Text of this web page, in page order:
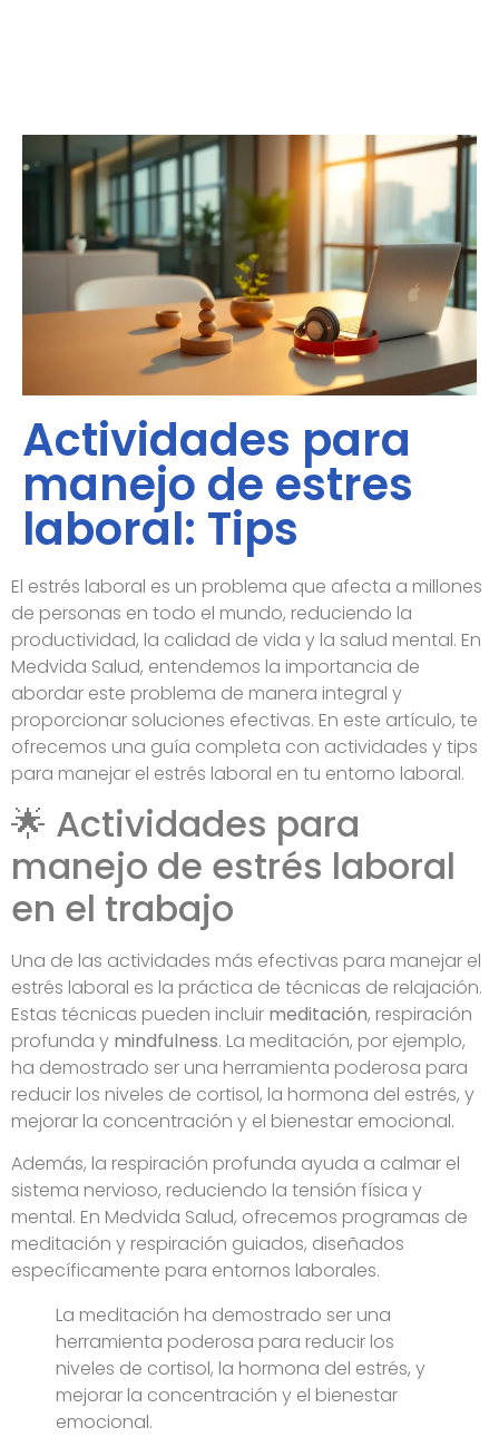
Actividades para
manejo de estres
laboral: Tips
El estrés laboral es un problema que afecta a millones
de personas en todo el mundo, reduciendo la
productividad, la calidad de vida y la salud mental. En
Medvida Salud, entendemos la importancia de
abordar este problema de manera integral y
proporcionar soluciones efectivas. En este artículo, te
ofrecemos una guía completa con actividades y tips
para manejar el estrés laboral en tu entorno laboral.
🌟 Actividades para
manejo de estrés laboral
en el trabajo
Una de las actividades más efectivas para manejar el
estrés laboral es la práctica de técnicas de relajación.
Estas técnicas pueden incluir meditación, respiración
profunda y mindfulness. La meditación, por ejemplo,
ha demostrado ser una herramienta poderosa para
reducir los niveles de cortisol, la hormona del estrés, y
mejorar la concentración y el bienestar emocional.
Además, la respiración profunda ayuda a calmar el
sistema nervioso, reduciendo la tensión física y
mental. En Medvida Salud, ofrecemos programas de
meditación y respiración guiados, diseñados
específicamente para entornos laborales.
La meditación ha demostrado ser una
herramienta poderosa para reducir los
niveles de cortisol, la hormona del estrés, y
mejorar la concentración y el bienestar
emocional.